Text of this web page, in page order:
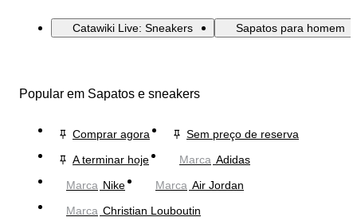
Catawiki Live: Sneakers Sapatos para homem
Popular em Sapatos e sneakers
Comprar agora
Sem preço de reserva
A terminar hoje
Marca Adidas
Marca Nike Marca Air Jordan
Marca Christian Louboutin